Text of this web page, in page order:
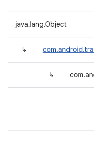
java.lang.Object
↳
↳